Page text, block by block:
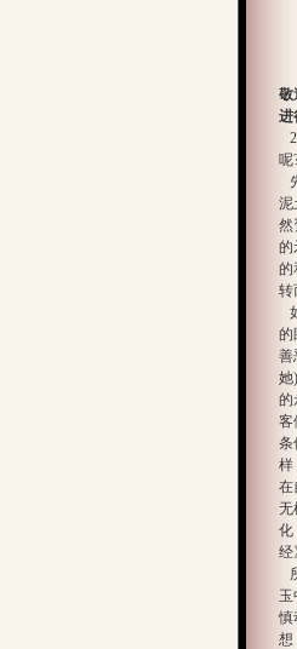
敬
进
呢
泥
然
的
的
转
的
善
她
的
客
条
样
在
无
化
经
慎
想